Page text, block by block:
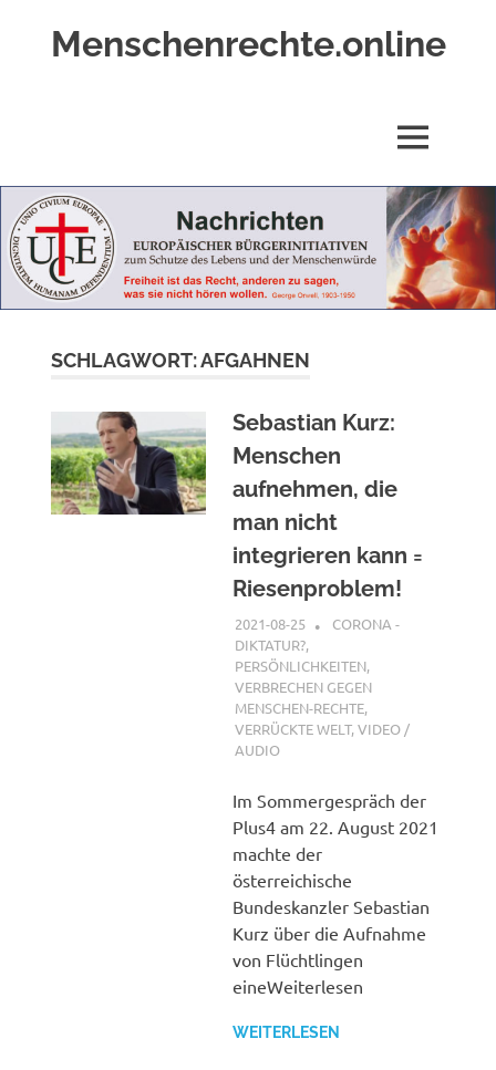
Menschenrechte.online
Geborene
wie
für
Ungeborene
MENÜ
SCHLAGWORT:AFGAHNEN
Sebastian Kurz:
Menschen
aufnehmen, die
man nicht
integrieren kann =
Riesenproblem!
2021-08-25 XX
CORONA -
DIKTATUR?,
PERSÖNLICHKEITEN,
VERBRECHEN GEGEN
MENSCHEN-RECHTE,
VERRÜCKTE WELT,VIDEO /
AUDIO
Im Sommergespräch der
Plus4 am 22. August 2021
machte der
österreichische
Bundeskanzler Sebastian
Kurz über die Aufnahme
von Flüchtlingen
eineWeiterlesen
WEITERLESEN